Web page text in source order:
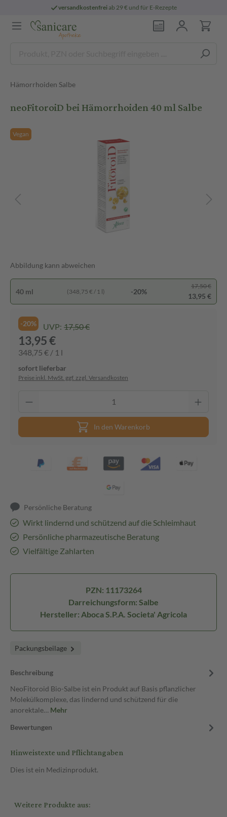
versandkostenfreiab 29 € und für E-Rezepte
Hämorrhoiden Salbe
neoFitoroiD bei Hämorrhoiden 40 ml Salbe
Vegan
Abbildung kann abweichen
40 ml (348,75 € / 1 l) -20%
17,50 €
13,95 €
-20% UVP: 17,50 €
13,95 €
348,75 € / 1 l
sofort lieferbar
Preise inkl. MwSt. ggf. zzgl. Versandkosten
In den Warenkorb
Persönliche Beratung
Wirkt lindernd und schützend auf die Schleimhaut
Persönliche pharmazeutische Beratung
Vielfältige Zahlarten
PZN: 11173264
Darreichungsform: Salbe
Hersteller: Aboca S.P.A. Societa' Agricola
Packungsbeilage
Beschreibung
NeoFitoroid Bio-Salbe ist ein Produkt auf Basis pflanzlicher
Molekülkomplexe, das lindernd und schützend für die
anorektale… Mehr
Bewertungen
Hinweistexte und Pflichtangaben
Dies ist ein Medizinprodukt.
Weitere Produkte aus: